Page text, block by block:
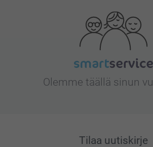
Olemme täällä sinun
Tilaa uutiskirje